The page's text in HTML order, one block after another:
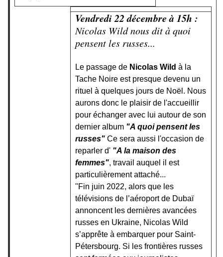
Vendredi 22 décembre à 15h :
Nicolas Wild nous dit à quoi
pensent les russes...
Le passage de Nicolas Wild à la
Tache Noire est presque devenu un
rituel à quelques jours de Noël. Nous
aurons donc le plaisir de l'accueillir
pour échanger avec lui autour de son
dernier album "A quoi pensent les
russes" Ce sera aussi l'occasion de
reparler d' "A la maison des
femmes", travail auquel il est
particulièrement attaché...
"Fin juin 2022, alors que les
télévisions de l’aéroport de Dubaï
annoncent les dernières avancées
russes en Ukraine, Nicolas Wild
s’apprête à embarquer pour Saint-
Pétersbourg. Si les frontières russes